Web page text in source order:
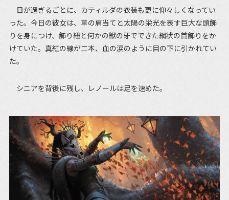
日が過ぎるごとに、カティルダの衣装も更に仰々しくなってい
った。今日の彼女は、草の肩当てと太陽の栄光を表す巨大な頭飾
りを身につけ、飾り紐と何かの獣の牙でできた網状の首飾りをか
けていた。真紅の線が二本、血の涙のように目の下に引かれてい
た。
シニアを背後に残し、レノールは足を速めた。